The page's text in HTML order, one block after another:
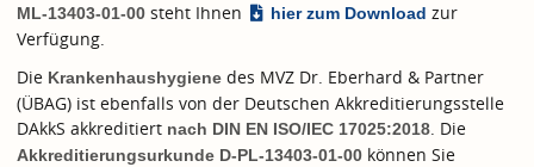
ML-13403-01-00 steht Ihnen hier zum Download zur
Verfügung.
Die Krankenhaushygiene des MVZ Dr. Eberhard & Partner
(ÜBAG) ist ebenfalls von der Deutschen Akkreditierungsstelle
DAkkS akkreditiert nach DIN EN ISO/IEC 17025:2018 . Die
Akkreditierungsurkunde D-PL-13403-01-00 können Sie